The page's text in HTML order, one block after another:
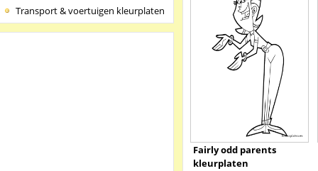
Transport & voertuigen kleurplaten
Fairly odd parents
kleurplaten